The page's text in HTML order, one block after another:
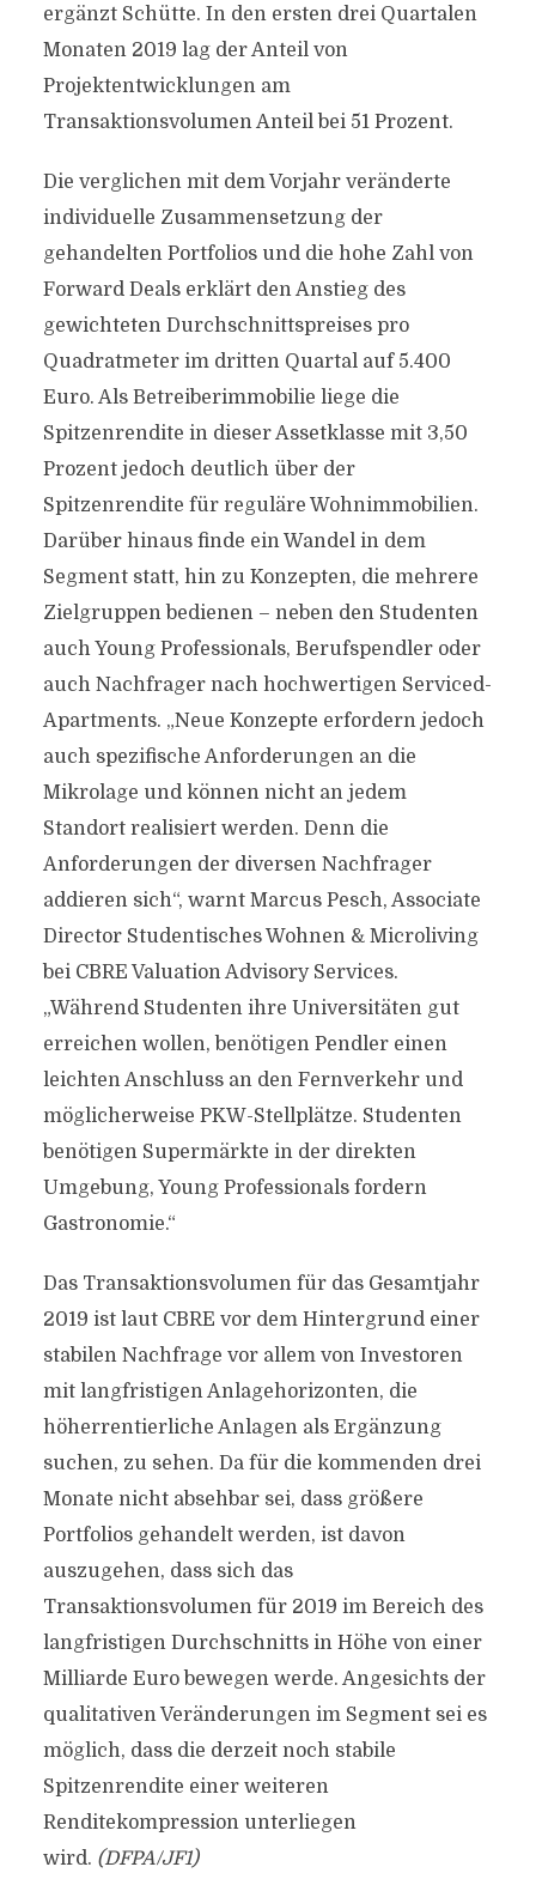
ergänzt Schütte. In den ersten drei Quartalen
Monaten 2019 lag der Anteil von
Projektentwicklungen am
Transaktionsvolumen Anteil bei 51 Prozent.
Die verglichen mit dem Vorjahr veränderte
individuelle Zusammensetzung der
gehandelten Portfolios und die hohe Zahl von
Forward Deals erklärt den Anstieg des
gewichteten Durchschnittspreises pro
Quadratmeter im dritten Quartal auf 5.400
Euro. Als Betreiberimmobilie liege die
Spitzenrendite in dieser Assetklasse mit 3,50
Prozent jedoch deutlich über der
Spitzenrendite für reguläre Wohnimmobilien.
Darüber hinaus finde ein Wandel in dem
Segment statt, hin zu Konzepten, die mehrere
Zielgruppen bedienen – neben den Studenten
auch Young Professionals, Berufspendler oder
auch Nachfrager nach hochwertigen Serviced-
Apartments. „Neue Konzepte erfordern jedoch
auch spezifische Anforderungen an die
Mikrolage und können nicht an jedem
Standort realisiert werden. Denn die
Anforderungen der diversen Nachfrager
addieren sich“, warnt Marcus Pesch, Associate
Director Studentisches Wohnen & Microliving
bei CBRE Valuation Advisory Services.
„Während Studenten ihre Universitäten gut
erreichen wollen, benötigen Pendler einen
leichten Anschluss an den Fernverkehr und
möglicherweise PKW-Stellplätze. Studenten
benötigen Supermärkte in der direkten
Umgebung, Young Professionals fordern
Gastronomie.“
Das Transaktionsvolumen für das Gesamtjahr
2019 ist laut CBRE vor dem Hintergrund einer
stabilen Nachfrage vor allem von Investoren
mit langfristigen Anlagehorizonten, die
höherrentierliche Anlagen als Ergänzung
suchen, zu sehen. Da für die kommenden drei
Monate nicht absehbar sei, dass größere
Portfolios gehandelt werden, ist davon
auszugehen, dass sich das
Transaktionsvolumen für 2019 im Bereich des
langfristigen Durchschnitts in Höhe von einer
Milliarde Euro bewegen werde. Angesichts der
qualitativen Veränderungen im Segment sei es
möglich, dass die derzeit noch stabile
Spitzenrendite einer weiteren
Renditekompression unterliegen
wird. (DFPA/JF1)